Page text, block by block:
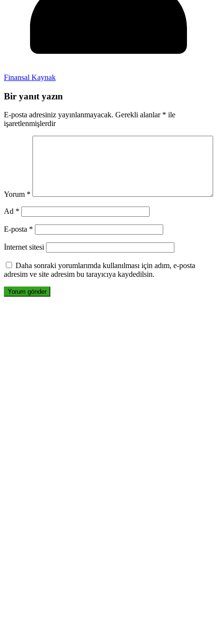
Finansal Kaynak
Bir yanıt yazın
E-posta adresiniz yayınlanmayacak. Gerekli alanlar * ile
işaretlenmişlerdir
Yorum *
Ad *
E-posta *
İnternet sitesi
Daha sonraki yorumlarımda kullanılması için adım, e-posta
adresim ve site adresim bu tarayıcıya kaydedilsin.